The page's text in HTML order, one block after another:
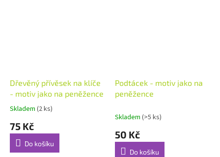
Dřevěný přívěsek na klíče
- motiv jako na peněžence
Průměrné
produktu
5,0
Skladem (2 ks)
75 Kč
Do košíku
Podtácek - motiv jako na
peněžence
Skladem (>5 ks)
50 Kč
Do košíku